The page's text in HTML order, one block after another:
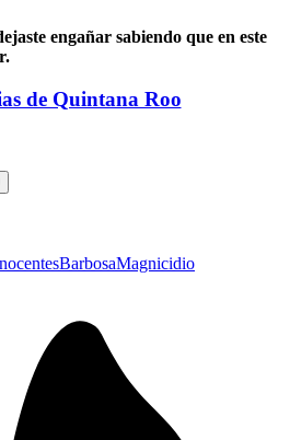
engañar sabiendo que en este
de Quintana Roo
BarbosaMagnicidio